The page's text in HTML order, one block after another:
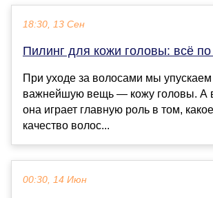
18:30, 13 Сен
Пилинг для кожи головы: всё
При уходе за волосами мы упускаем
важнейшую вещь — кожу головы. А
она играет главную роль в том,
качество волос...
00:30, 14 Июн